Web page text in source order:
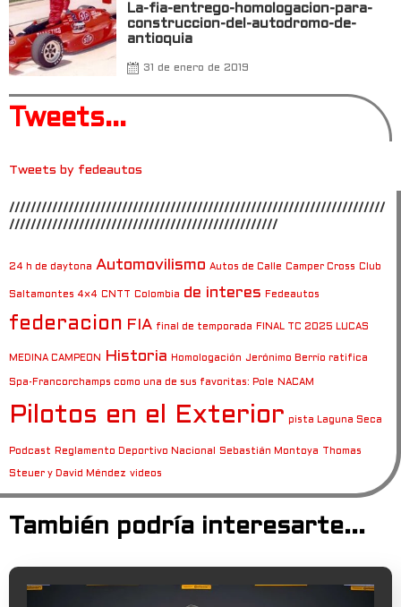
La-fia-entrego-homologacion-para-
construccion-del-autodromo-de-
antioquia
31 de enero de 2019
Tweets...
Tweets by fedeautos
//////////////////////////////////////////////////////////////////////
//////////////////////////////////////////////////
24 h de daytona Automovilismo Autos de Calle Camper Cross Club
Saltamontes 4×4 CNTT Colombia de interes Fedeautos
federacion FIA final de temporada FINAL TC 2025 LUCAS
MEDINA CAMPEON Historia Homologación Jerónimo Berrío ratifica
Spa-Francorchamps como una de sus favoritas: Pole NACAM
Pilotos en el Exterior pista Laguna Seca
Podcast Reglamento Deportivo Nacional Sebastián Montoya Thomas
Steuer y David Méndez videos
También podría interesarte...